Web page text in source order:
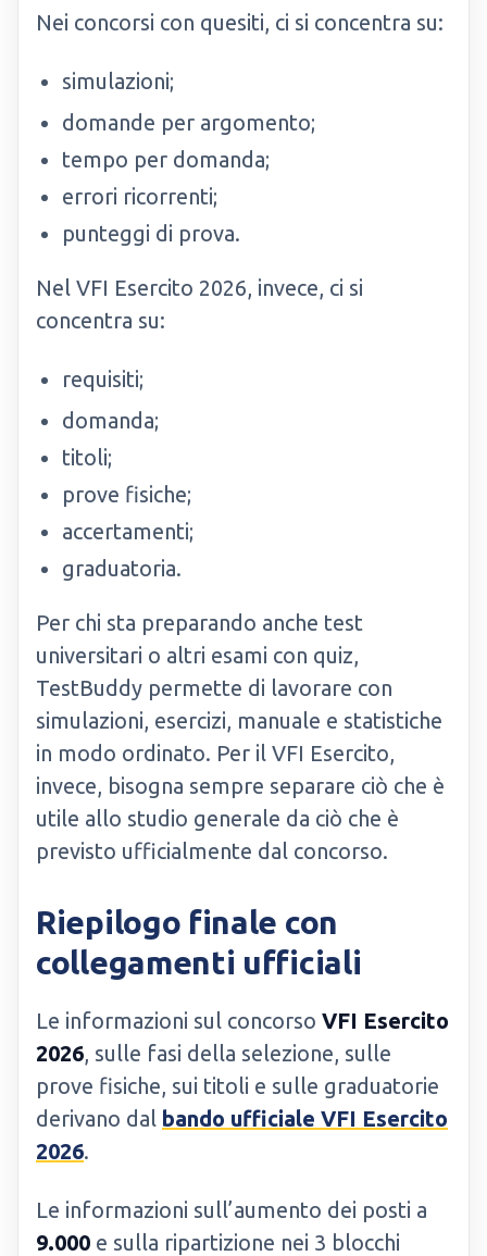
Nei concorsi con quesiti, ci si concentra su:
simulazioni;
domande per argomento;
tempo per domanda;
errori ricorrenti;
punteggi di prova.
Nel VFI Esercito 2026, invece, ci si
concentra su:
requisiti;
domanda;
titoli;
prove fisiche;
accertamenti;
graduatoria.
Per chi sta preparando anche test
universitari o altri esami con quiz,
TestBuddy permette di lavorare con
simulazioni, esercizi, manuale e statistiche
in modo ordinato. Per il VFI Esercito,
invece, bisogna sempre separare ciò che è
utile allo studio generale da ciò che è
previsto ufficialmente dal concorso.
Riepilogo finale con
collegamenti ufficiali
Le informazioni sul concorso VFI Esercito
2026, sulle fasi della selezione, sulle
prove fisiche, sui titoli e sulle graduatorie
derivano dal bando ufficiale VFI Esercito
2026.
Le informazioni sull’aumento dei posti a
9.000 e sulla ripartizione nei 3 blocchi